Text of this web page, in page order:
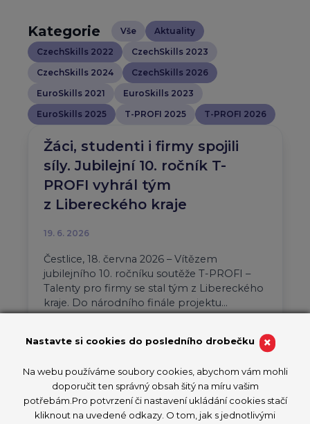
Kategorie Vše
Aktuality
CzechSkills 2022
CzechSkills 2023
CzechSkills 2024
CzechSkills 2026
EuroSkills 2021
EuroSkills 2023
EuroSkills 2025
T-PROFI 2025 T-PROFI 2026
Žáci, studenti i firmy spojili
síly. Jubilejní 10. ročník T-
PROFI vyhrál tým
z Libereckého kraje
19. 6. 2026
Čestlice, 18. června 2026 – Vítězem
jubilejního 10. ročníku soutěže T-PROFI –
Talenty pro firmy se stal tým z Libereckého
kraje. Do národního finále projektu…
×
Nastavte si cookies do posledního drobečku
Na webu používáme soubory cookies, abychom vám mohli
doporučit ten správný obsah šitý na míru vašim
potřebám.Pro potvrzení či nastavení ukládání cookies stačí
kliknout na uvedené odkazy. O tom, jak s jednotlivými